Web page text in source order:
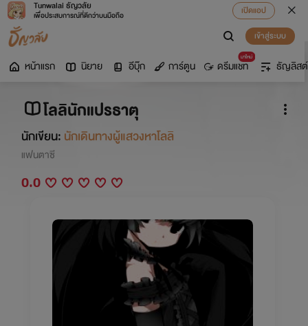
Tunwalai ธัญวลัย
เพื่อประสบการณ์ที่ดีกว่าบนมือถือ
เปิดแอป
เข้าสู่ระบบ
หน้าแรก นิยาย อีบุ๊ก การ์ตูน
มาใหม่
ดรีมแชท ธัญลิสต์
โลลินักแปรธาตุ
นักเขียน: นักเดินทางผู้แสวงหาโลลิ
แฟนตาซี
0.0